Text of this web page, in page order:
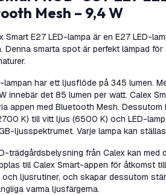
Mesh – 9,4 W
Smart E27 LED-lampa är en E27 LED-
Denna smarta spot är perfekt lämpad för
lampan har ett ljusflöde på 345 lumen.
innebär det 85 lumen per watt. Calex
appen med Bluetooth Mesh. Dessutom
K) till vitt ljus (6500 K) och LED-
ljusspektrumet. Varje lampa kan
trädgårdsbelysning från Calex kan med
till Calex Smart-appen för åtkomst
ljusrutiner, och skapar dessutom
varma ljusfärgerna.